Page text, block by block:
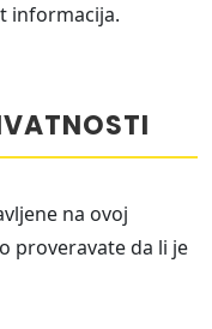
informacija.
na ovoj
proveravate da li je